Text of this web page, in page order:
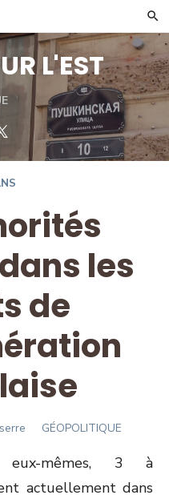
L'EST
Twitter
les
de
GÉOPOLITIQUE
mêmes, 3 à
actuellement dans